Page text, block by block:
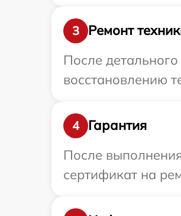
3
Ремонт
После
восстановлению
4
Гарантия
После
сертификат на